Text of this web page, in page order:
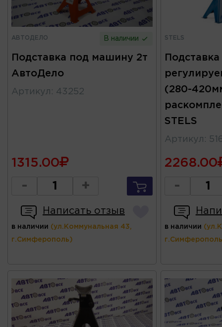
АВТОДЕЛО В наличии
Подставка под машину 2т
АвтоДело
Артикул : 43252
1315.00
- +
Написать отзыв
в наличии (ул.Коммунальная 43,
г.Симферополь)
STELS
(280-
STELS
Артикул :
2268.00
-
в наличии